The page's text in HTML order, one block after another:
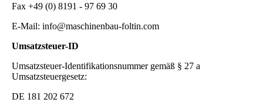
Fax +49 (0) 8191 - 97 69 30
E-Mail: info@maschinenbau-foltin.com
Umsatzsteuer-ID
Umsatzsteuer-Identifikationsnummer gemäß § 27 a
Umsatzsteuergesetz:
DE 181 202 672